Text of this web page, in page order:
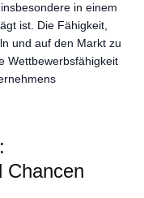
in einem
ist. Die Fähigkeit,
und auf den Markt zu
Wettbewerbsfähigkeit
Chancen